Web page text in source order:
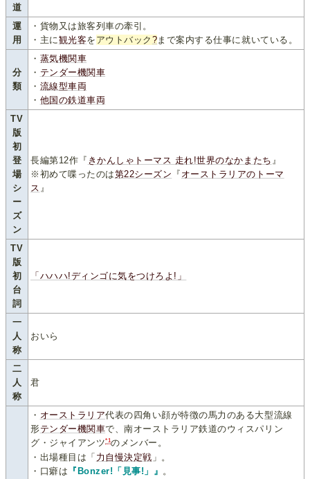
道
運
用
・貨物又は旅客列車の牽引。
・主に観光客を アウトバック ?まで案内する仕事に就いている。
分
類
・ 蒸気機関車
・ テンダー機関車
・ 流線型車両
・ 他国の鉄道車両
TV
版
初
登
場
シ
ー
ズ
ン
長編第12作『 きかんしゃトーマス 走れ!世界のなかまたち 』
※初めて喋ったのは第22シーズン 『 オーストラリアのトーマ
ス 』
TV
版
初
台
詞
「ハハハ!ディンゴに気をつけろよ!」
一
人
称
おいら
二
人
称
君
・ オーストラリア代表の四角い顔が特徴の馬力のある大型流線
形テンダー機関車で、南オーストラリア鉄道のウィスパリン
グ・ジャイアンツ*1のメンバー。
・出場種目は「 力自慢決定戦 」。
・口癖は 『Bonzer!「見事!」』 。